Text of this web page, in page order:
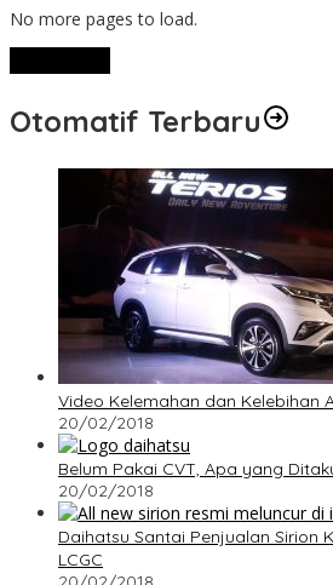
No more pages to load.
Otomatif Terbaru
Video Kelemahan dan Kelebihan
20/02/2018
Belum Pakai CVT, Apa yang
20/02/2018
Daihatsu Santai Penjualan Sirion
LCGC